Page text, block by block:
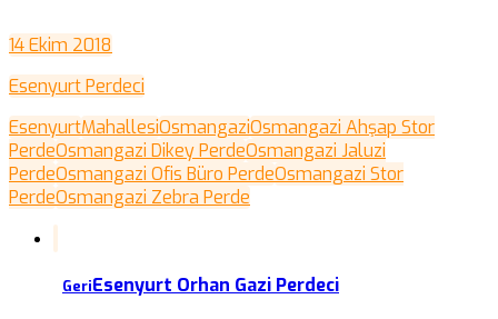
14 Ekim 2018
Esenyurt Perdeci
EsenyurtMahallesiOsmangaziOsmangazi Ahşap Stor
PerdeOsmangazi Dikey PerdeOsmangazi Jaluzi
PerdeOsmangazi Ofis Büro PerdeOsmangazi Stor
PerdeOsmangazi Zebra Perde
GeriEsenyurt Orhan Gazi Perdeci